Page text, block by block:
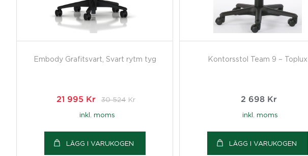
Embody Grafitsvart, Svart rytm tyg
21 995 Kr 30 524 Kr
inkl. moms
LÄGG I VARUKOGEN
Kontorsstol Team 9 – Toplux
2 698 Kr
inkl. moms
LÄGG I VARUKOGEN